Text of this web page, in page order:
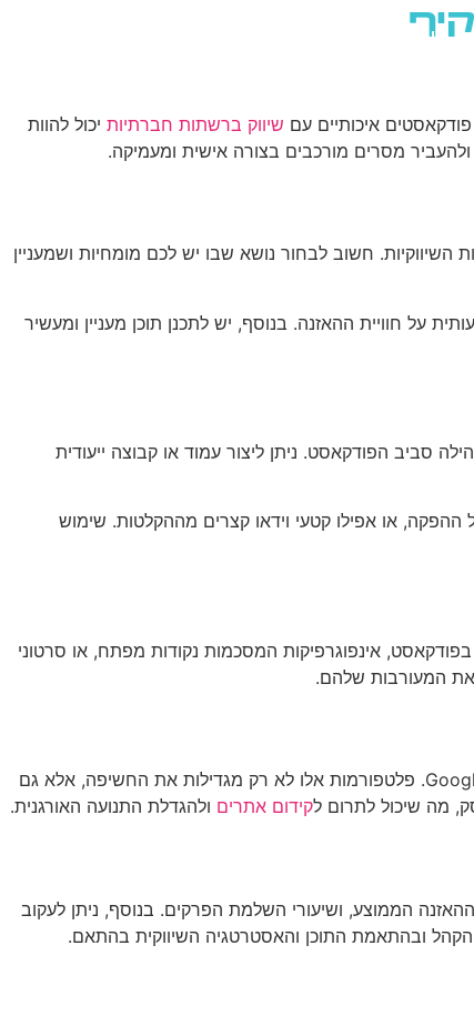
שירותי AI
איכותיים עם שיווק ברשתות חברתיות יכול להוות
מסרים מורכבים בצורה אישית ומעמיקה.
חשוב לבחור נושא שבו יש לכם מומחיות ושמעניין
על חוויית ההאזנה. בנוסף, יש לתכנן תוכן מעניין ומעשיר
סביב הפודקאסט. ניתן ליצור עמוד או קבוצה ייעודית
ההפקה, או אפילו קטעי וידאו קצרים מההקלטות. שימוש
אינפוגרפיקות המסכמות נקודות מפתח, או סרטוני
את המעורבות שלהם.
מלבד הרשתות החברתיות המסורתיות, חשוב להפיץ את הפודקאסט בפלטפורמות ייעודיות כמו Spotify, Apple Podcasts, ו-Google Podcasts. פלטפורמות אלו לא רק מגדילות את החשיפה, אלא גם
מה שיכול לתרום לקידום אתרים ולהגדלת התנועה האורגנית.
הממוצע, ושיעורי השלמת הפרקים. בנוסף, ניתן לעקוב
הקהל ובהתאמת התוכן והאסטרטגיה השיווקית בהתאם.